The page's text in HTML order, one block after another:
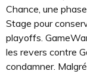
Chance, une
Stage pour
playoffs.
les revers contre
condamner.